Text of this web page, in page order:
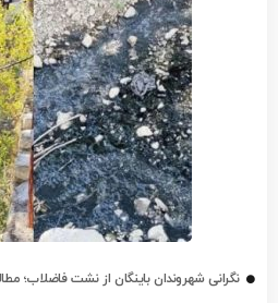
نگرانی شهروندان باینگان از نشت فاضلاب؛